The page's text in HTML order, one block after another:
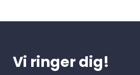
Vi ringer dig!